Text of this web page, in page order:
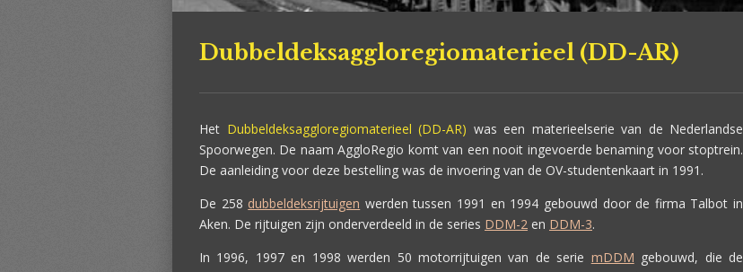
Dubbeldeksaggloregiomaterieel (DD-AR)
Het Dubbeldeksaggloregiomaterieel (DD-AR) was een materieelserie van de Nederlandse
Spoorwegen. De naam AggloRegio komt van een nooit ingevoerde benaming voor stoptrein.
De aanleiding voor deze bestelling was de invoering van de OV-studentenkaart in 1991.
De 258 dubbeldeksrijtuigen werden tussen 1991 en 1994 gebouwd door de firma Talbot in
Aken. De rijtuigen zijn onderverdeeld in de series DDM-2 en DDM-3.
In 1996, 1997 en 1998 werden 50 motorrijtuigen van de serie mDDM gebouwd, die de